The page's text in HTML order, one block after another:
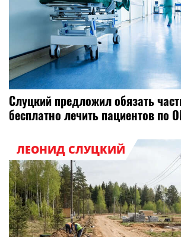
Слуцкий предложил обязать
бесплатно лечить пациентов по
ЛЕОНИД СЛУЦКИЙ